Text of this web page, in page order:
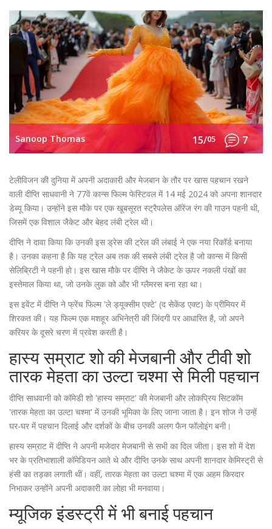
Sanoop Thomas 15/05 7
टेलीविजन की दुनिया में अपनी अदाकारी और मेजबान के तौर पर खास पहचान रखने
वाली दीप्ति साधवानी ने 77वें कान्स फिल्म फेस्टिवल में 14 मई 2024 को अपना शानदार
डेब्यू किया। उन्होंने इस मौके पर एक खूबसूरत स्ट्रैपलेस ऑरेंज रंग की गाउन पहनी थी,
जिसमें एक विशाल जैकेट और बेहद लंबी ट्रेल थी।
दीप्ति ने दावा किया कि उनकी इस ड्रेस की ट्रेल की लंबाई ने एक नया रिकॉर्ड बनाया
है। उनका कहना है कि यह ट्रेल अब तक की सबसे लंबी ट्रेल है जो कान्स में किसी
सेलिब्रिटी ने पहनी हो। इस खास मौके पर दीप्ति ने जैकेट के ऊपर नकली पंखों का
इस्तेमाल किया था, जो उनके लुक को और भी ग्लैमरस बना रहा था।
इस इवेंट में दीप्ति ने फ्रेंच फिल्म 'ले ड्यूक्सीम एक्टे' (द सेकेंड एक्ट) के प्रीमियर में
शिरकत की। यह फिल्म एक मशहूर अभिनेत्री की जिंदगी पर आधारित है, जो अपने
करियर के दूसरे चरण में प्रवेश करती है।
हास्य सम्राट शो की मेजबानी और टीवी शो
तारक मेहता का उल्टा चश्मा से मिली पहचान
दीप्ति साधवानी को कॉमेडी शो 'हास्य सम्राट' की मेजबानी और लोकप्रिय सिटकॉम
'तारक मेहता का उल्टा चश्मा' में उनकी भूमिका के लिए जाना जाता है। इन शोज ने उन्हें
घर-घर में पहचान दिलाई और दर्शकों के बीच उनकी अलग फैन फॉलोइंग बनी।
हास्य सम्राट में दीप्ति ने अपनी मजेदार मेजबानी से सभी का दिल जीता। इस शो में देश
भर के प्रतिभाशाली कॉमेडियन आते थे और दीप्ति उनके साथ अपनी शानदार केमिस्ट्री से
हंसी का तड़का लगाती थीं। वहीं, तारक मेहता का उल्टा चश्मा में एक अहम किरदार
निभाकर उन्होंने अपनी अदाकारी का लोहा भी मनवाया।
म्यूजिक इंडस्ट्री में भी बनाई पहचान